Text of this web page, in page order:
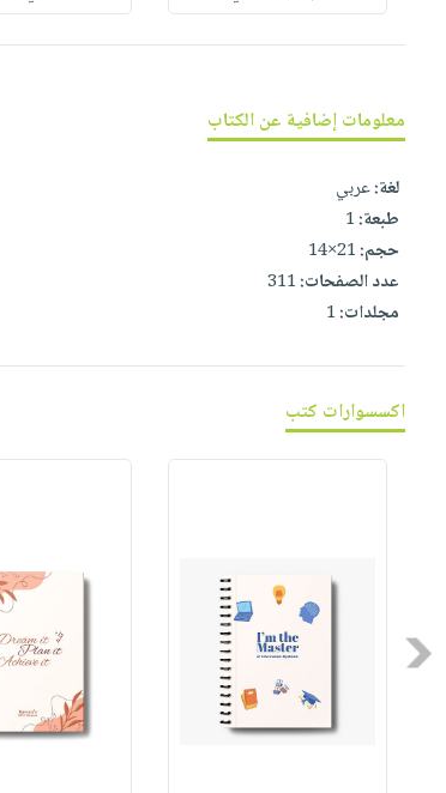
صابون
أطفال
فيديوهات
طرحها
نيل
وفرات
انشر
كتابك
تواصل
معنا
عربة
نشرة
معلومات إضافية عن الكتاب
لغة:عربي
طبعة:1
حجم:21×14
عدد الصفحات:311
مجلدات:1
اكسسوارات كتب
Previous